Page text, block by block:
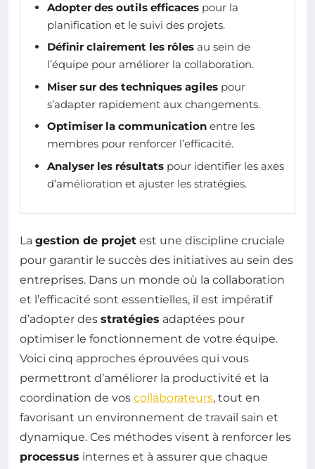
Adopter des outils efficaces pour la
planification et le suivi des projets.
Définir clairement les rôles au sein de
l’équipe pour améliorer la collaboration.
Miser sur des techniques agiles pour
s’adapter rapidement aux changements.
Optimiser la communication entre les
membres pour renforcer l’efficacité.
Analyser les résultats pour identifier les axes
d’amélioration et ajuster les stratégies.
La gestion de projet est une discipline cruciale
pour garantir le succès des initiatives au sein des
entreprises. Dans un monde où la collaboration
et l’efficacité sont essentielles, il est impératif
d’adopter des stratégies adaptées pour
optimiser le fonctionnement de votre équipe.
Voici cinq approches éprouvées qui vous
permettront d’améliorer la productivité et la
coordination de vos collaborateurs, tout en
favorisant un environnement de travail sain et
dynamique. Ces méthodes visent à renforcer les
processus internes et à assurer que chaque